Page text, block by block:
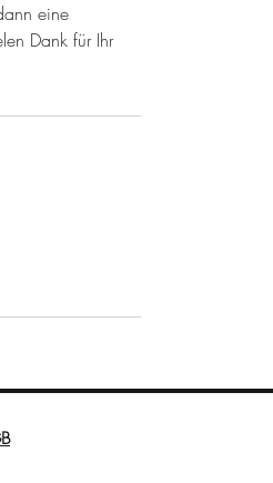
eine
Dank für Ihr